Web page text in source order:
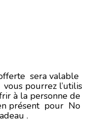
sera valable
vous pourrez l’utilis
à la personne de
présent pour No
.